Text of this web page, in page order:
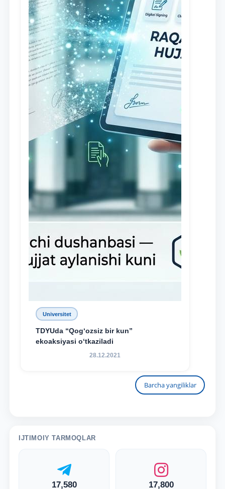
Universitet
TDYUda “Qog‘ozsiz bir kun”
ekoaksiyasi o‘tkaziladi
28.12.2021
Barcha yangiliklar
IJTIMOIY TARMOQLAR
17,580 17,800